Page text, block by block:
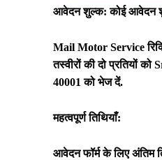
आवेदन शुल्क: कोई आवेदन
Mail Motor Service
तस्वीरों की दो प्रतियों को
40001 को भेज दें.
महत्वपूर्ण तिथियाँ:
आवेदन फॉर्म के लिए अंतिम